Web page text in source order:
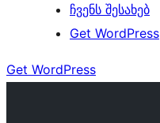
ჩვენს შესახებ
Get WordPress
Get WordPress